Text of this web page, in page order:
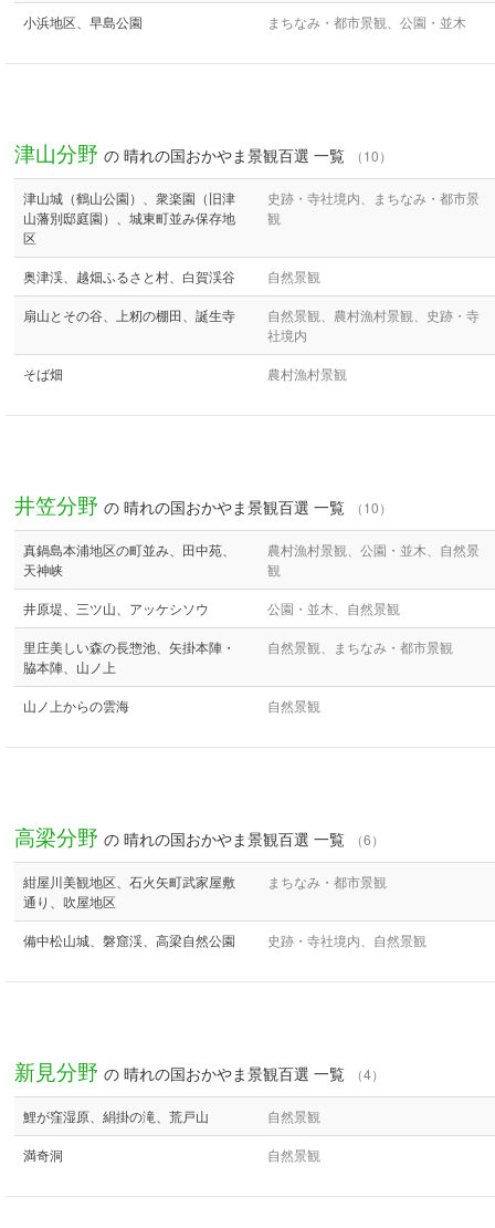
小浜地区、早島公園 まちなみ・都市景観、公園・並木
津山分野 の 晴れの国おかやま景観百選 一覧 （10）
津山城（鶴山公園）、衆楽園（旧津
山藩別邸庭園）、城東町並み保存地
区
史跡・寺社境内、まちなみ・都市景
観
奥津渓、越畑ふるさと村、白賀渓谷 自然景観
扇山とその谷、上籾の棚田、誕生寺
自然景観、農村漁村景観、史跡・寺
社境内
そば畑 農村漁村景観
井笠分野 の 晴れの国おかやま景観百選 一覧 （10）
真鍋島本浦地区の町並み、田中苑、
天神峡
農村漁村景観、公園・並木、自然景
観
井原堤、三ツ山、アッケシソウ 公園・並木、自然景観
里庄美しい森の長惣池、矢掛本陣・
脇本陣、山ノ上
自然景観、まちなみ・都市景観
山ノ上からの雲海 自然景観
高梁分野 の 晴れの国おかやま景観百選 一覧 （6）
紺屋川美観地区、石火矢町武家屋敷
通り、吹屋地区
まちなみ・都市景観
備中松山城、磐窟渓、高梁自然公園 史跡・寺社境内、自然景観
新見分野 の 晴れの国おかやま景観百選 一覧 （4）
鯉が窪湿原、絹掛の滝、荒戸山 自然景観
満奇洞 自然景観